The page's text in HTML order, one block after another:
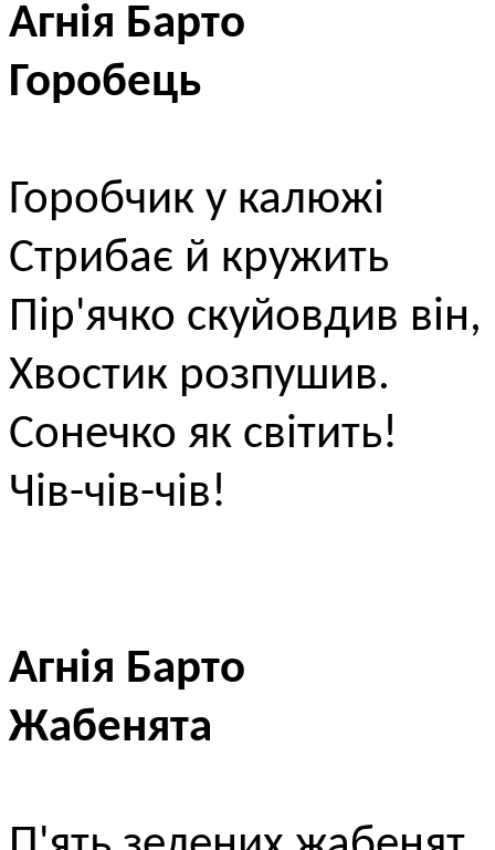
Агнія Барто
Горобець
Горобчик у калюжі
Стрибає й кружить
Пір'ячко скуйовдив він,
Хвостик розпушив.
Сонечко як світить!
Чів-чів-чів!
Агнія Барто
Жабенята